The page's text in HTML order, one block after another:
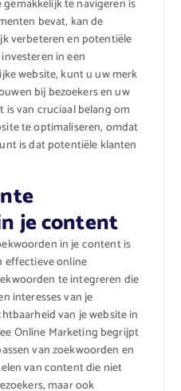
te navigeren is
bevat, kan de
verbeteren en potentiële
in een
website, kunt u uw merk
bij bezoekers en uw
van cruciaal belang om
te optimaliseren, omdat
is dat potentiële klanten
je content
in je content is
effectieve online
te integreren die
interesses van je
van je website in
Online Marketing begrijpt
van zoekwoorden en
van content die niet
maar ook